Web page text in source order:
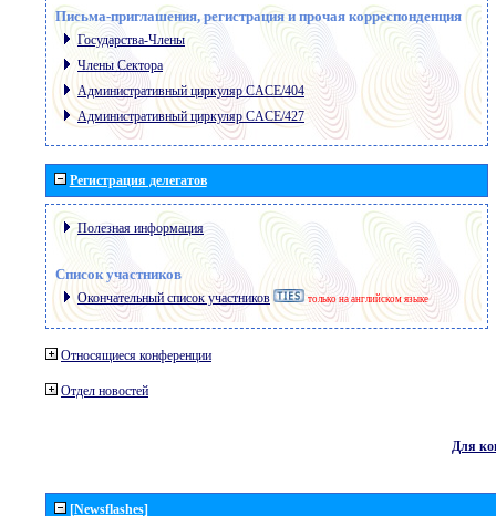
Письма-приглашения, регистрация и прочая корреспонденция
Государства-Члены
Члены Сектора
Административный циркуляр CACE/404
Административный циркуляр CACE/427
Регистрация делегатов
Полезная информация
Список участников
Окончательный список участников только на английском языке
Относящиеся конференции
Отдел новостей
Для
[Newsflashes]